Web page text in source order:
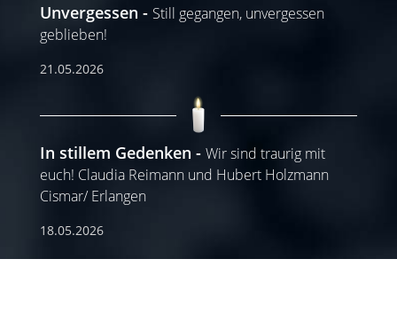
Unvergessen
Still gegangen, unvergessen
geblieben!
21.05.2026
In stillem Gedenken
Wir sind traurig mit
euch! Claudia Reimann und Hubert Holzmann
Cismar/ Erlangen
18.05.2026